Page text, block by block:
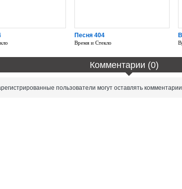
Песня 404
Время и Стекло
Комментарии (0)
пользователи могут оставлять